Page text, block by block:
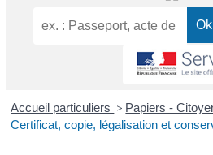
Accueil particuliers > Papiers -
Certificat, copie, légalisation et